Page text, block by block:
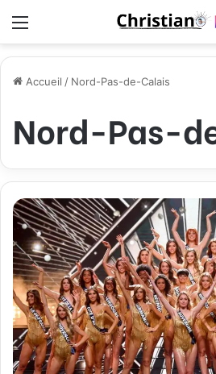
Accueil / Nord-Pas-de-Calais
Nord-Pas-